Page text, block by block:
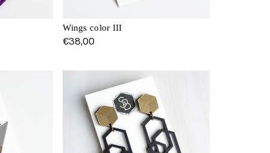
Wings color III
€38,00